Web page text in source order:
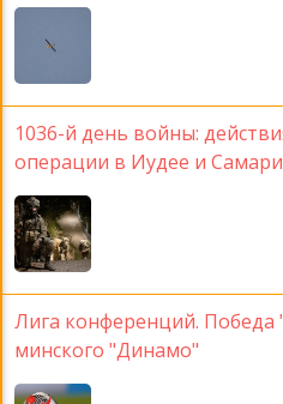
1036-й день войны:
операции в Иудее и
Лига конференций.
минского "Динамо"